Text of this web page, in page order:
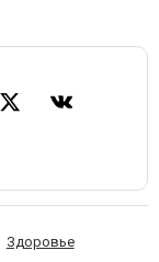
Здоровье